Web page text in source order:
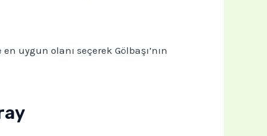
uygun olanı seçerek Gölbaşı’nın